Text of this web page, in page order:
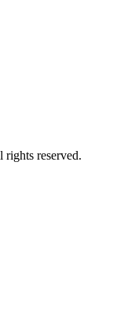
rights reserved.